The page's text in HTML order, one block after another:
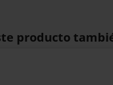
producto